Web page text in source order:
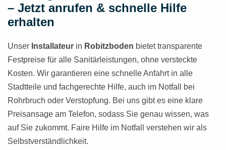
– Jetzt anrufen & schnelle Hilfe
erhalten
Unser Installateur in Robitzboden bietet transparente
Festpreise für alle Sanitärleistungen, ohne versteckte
Kosten. Wir garantieren eine schnelle Anfahrt in alle
Stadtteile und fachgerechte Hilfe, auch im Notfall bei
Rohrbruch oder Verstopfung. Bei uns gibt es eine klare
Preisansage am Telefon, sodass Sie genau wissen, was
auf Sie zukommt. Faire Hilfe im Notfall verstehen wir als
Selbstverständlichkeit.